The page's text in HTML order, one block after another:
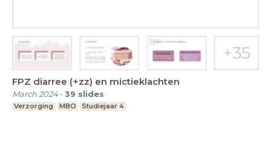
FPZ diarree (+zz) en mictieklachten
March 2024-39 slides
Verzorging MBO Studiejaar 4